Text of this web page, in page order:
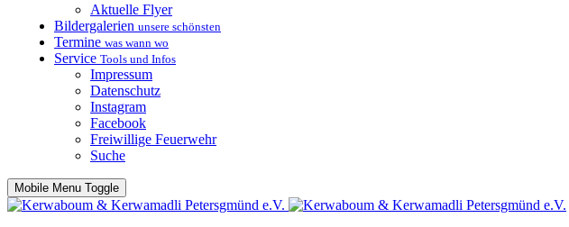
Aktuelle Flyer
Bildergalerien unsere schönsten
Termine was wann wo
Service Tools und Infos
Impressum
Datenschutz
Instagram
Facebook
Freiwillige Feuerwehr
Suche
Mobile Menu Toggle